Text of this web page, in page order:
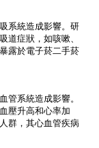
系統造成影響。研
道症狀，如咳嗽、
露於電子菸二手菸
管系統造成影響。
壓升高和心率加
群，其心血管疾病